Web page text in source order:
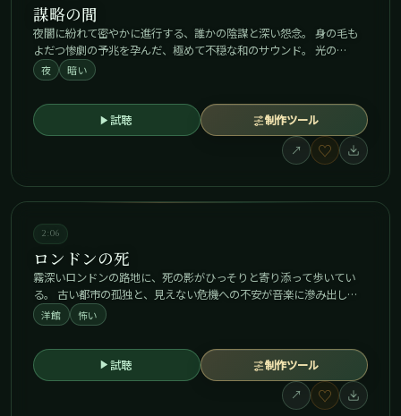
謀略の間
夜闇に紛れて密やかに進行する、誰かの陰謀と深い怨念。 身の毛も
よだつ惨劇の予兆を孕んだ、極めて不穏な和のサウンド。 光の…
夜 暗い
試聴
制作ツール
↗
♡
2:06
ロンドンの死
霧深いロンドンの路地に、死の影がひっそりと寄り添って歩いてい
る。 古い都市の孤独と、見えない危機への不安が音楽に滲み出し…
洋館 怖い
試聴
制作ツール
↗
♡